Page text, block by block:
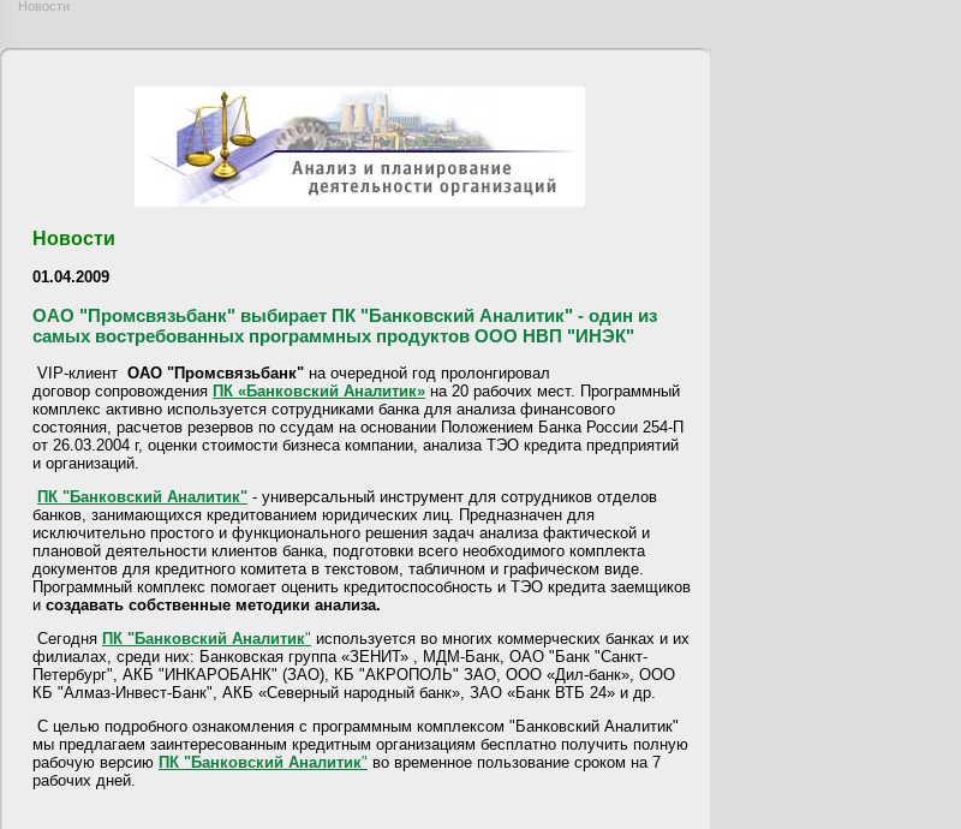
Новости
Новости
01.04.2009
ОАО "Промсвязьбанк" выбирает ПК "Банковский Аналитик" - один из
самых востребованных программных продуктов ООО НВП "ИНЭК"
VIP-клиент ОАО "Промсвязьбанк" на очередной год пролонгировал
договор сопровождения ПК «Банковский Аналитик» на 20 рабочих мест. Программный
комплекс активно используется сотрудниками банка для анализа финансового
состояния, расчетов резервов по ссудам на основании Положением Банка России 254-П
от 26.03.2004 г, оценки стоимости бизнеса компании, анализа ТЭО кредита предприятий
и организаций.
ПК "Банковский Аналитик" - универсальный инструмент для сотрудников отделов
банков, занимающихся кредитованием юридических лиц. Предназначен для
исключительно простого и функционального решения задач анализа фактической и
плановой деятельности клиентов банка, подготовки всего необходимого комплекта
документов для кредитного комитета в текстовом, табличном и графическом виде.
Программный комплекс помогает оценить кредитоспособность и ТЭО кредита заемщиков
и создавать собственные методики анализа.
Сегодня ПК "Банковский Аналитик" используется во многих коммерческих банках и их
филиалах, среди них: Банковская группа «ЗЕНИТ» , МДМ-Банк, ОАО "Банк "Санкт-
Петербург", АКБ "ИНКАРОБАНК" (ЗАО), КБ "АКРОПОЛЬ" ЗАО, ООО «Дил-банк», ООО
КБ "Алмаз-Инвест-Банк", АКБ «Северный народный банк», ЗАО «Банк ВТБ 24» и др.
С целью подробного ознакомления с программным комплексом "Банковский Аналитик"
мы предлагаем заинтересованным кредитным организациям бесплатно получить полную
рабочую версию ПК "Банковский Аналитик" во временное пользование сроком на 7
рабочих дней.